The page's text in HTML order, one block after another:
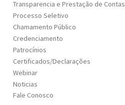
Transparencia e Prestação de Contas
Processo Seletivo
Chamamento Público
Credenciamento
Patrocínios
Certificados/Declarações
Webinar
Noticias
Fale Conosco